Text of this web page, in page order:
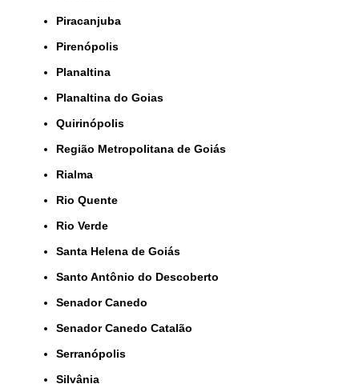
Piracanjuba
Pirenópolis
Planaltina
Planaltina do Goias
Quirinópolis
Região Metropolitana de Goiás
Rialma
Rio Quente
Rio Verde
Santa Helena de Goiás
Santo Antônio do Descoberto
Senador Canedo
Senador Canedo Catalão
Serranópolis
Silvânia